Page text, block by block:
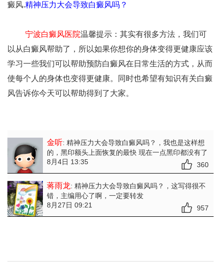
癜风.精神压力大会导致白癜风吗？
宁波白癜风医院温馨提示：其实有很多方法，我们可
以从白癜风帮助了，所以如果你想你的身体变得更健康应该
学习一些我们可以帮助预防白癜风在日常生活的方式，从而
使每个人的身体也变得更健康。同时也希望有知识有关白癜
风告诉你今天可以帮助得到了大家。
金听: 精神压力大会导致白癜风吗？ ，我也是这样想
的，黑印额头上面恢复的最快 现在一点黑印都没有了
8月4日 13:35
360
蒋雨龙: 精神压力大会导致白癜风吗？ ，这写得很不
错，主编用心了啊，一定要转发
8月27日 09:21
957